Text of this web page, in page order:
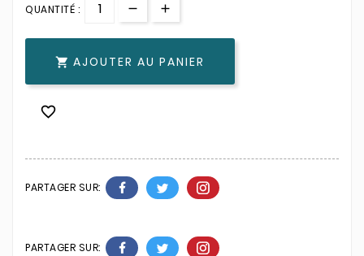
QUANTITÉ :
 AJOUTER AU PANIER

PARTAGER SUR:
PARTAGER SUR: